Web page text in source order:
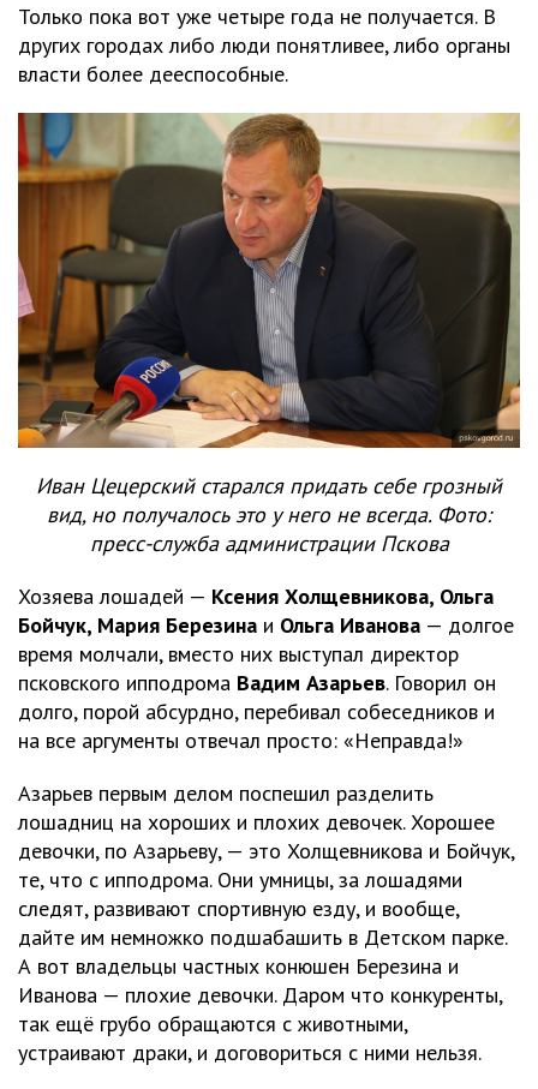
Только пока вот уже четыре года не получается. В
других городах либо люди понятливее, либо органы
власти более дееспособные.
Иван Цецерский старался придать себе грозный
вид, но получалось это у него не всегда. Фото:
пресс-служба администрации Пскова
Хозяева лошадей — Ксения Холщевникова, Ольга
Бойчук, Мария Березина и Ольга Иванова — долгое
время молчали, вместо них выступал директор
псковского ипподрома Вадим Азарьев. Говорил он
долго, порой абсурдно, перебивал собеседников и
на все аргументы отвечал просто: «Неправда!»
Азарьев первым делом поспешил разделить
лошадниц на хороших и плохих девочек. Хорошее
девочки, по Азарьеву, — это Холщевникова и Бойчук,
те, что с ипподрома. Они умницы, за лошадями
следят, развивают спортивную езду, и вообще,
дайте им немножко подшабашить в Детском парке.
А вот владельцы частных конюшен Березина и
Иванова — плохие девочки. Даром что конкуренты,
так ещё грубо обращаются с животными,
устраивают драки, и договориться с ними нельзя.